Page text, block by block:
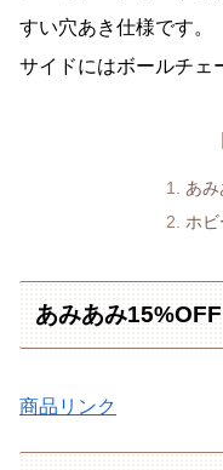
すい穴あき仕様です。
サイドにはボールチェ
あ
ホ
あみあみ15%OFF
商品リンク